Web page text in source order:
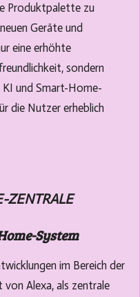
Produktpalette zu
Geräte und
eine erhöhte
sondern
und Smart-Home-
die Nutzer erheblich
ZENTRALE
System
im Bereich der
Alexa, als zentrale